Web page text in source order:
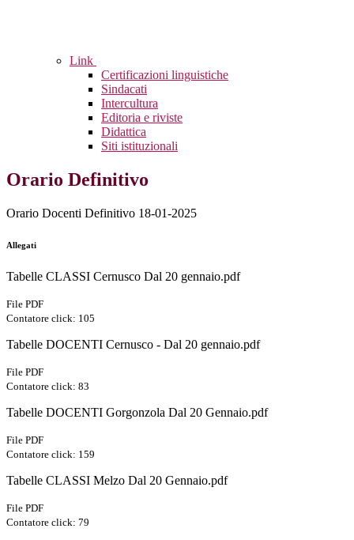
Link
Certificazioni linguistiche
Sindacati
Intercultura
Editoria e riviste
Didattica
Siti istituzionali
Orario Definitivo
Orario Docenti Definitivo 18-01-2025
Allegati
Tabelle CLASSI Cernusco Dal 20 gennaio.pdf
File PDF
Contatore click: 105
Tabelle DOCENTI Cernusco - Dal 20 gennaio.pdf
File PDF
Contatore click: 83
Tabelle DOCENTI Gorgonzola Dal 20 Gennaio.pdf
File PDF
Contatore click: 159
Tabelle CLASSI Melzo Dal 20 Gennaio.pdf
File PDF
Contatore click: 79